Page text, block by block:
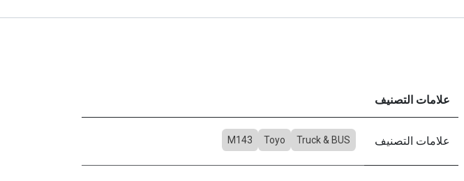
علامات التصنيف
علامات التصنيف Truck & BUS
Toyo
M143